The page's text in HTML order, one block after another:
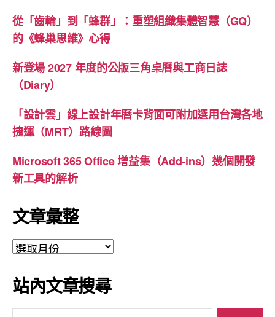
從「齒輪」到「蜂群」：重塑組織集體智慧（GQ）
的《蜂巢思維》心得
新登場 2027 年度的公版三角桌曆與工商日誌
（Diary）
「設計雲」線上設計年曆卡背面可附加選用台灣各地
捷運（MRT）路線圖
Microsoft 365 Office 增益集（Add-ins）幾個開發
新工具的解析
文章彙整
文
彙
整
站內文章搜尋